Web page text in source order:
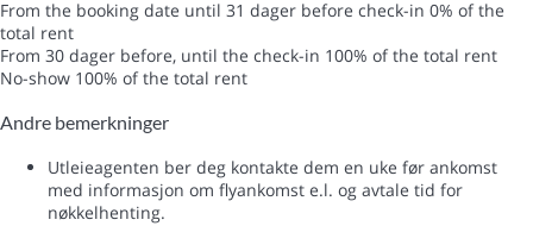
From the booking date until 31 dager before check-in 0% of the
total rent
From 30 dager before, until the check-in 100% of the total rent
No-show 100% of the total rent
Andre bemerkninger
Utleieagenten ber deg kontakte dem en uke før ankomst
med informasjon om flyankomst e.l. og avtale tid for
nøkkelhenting.